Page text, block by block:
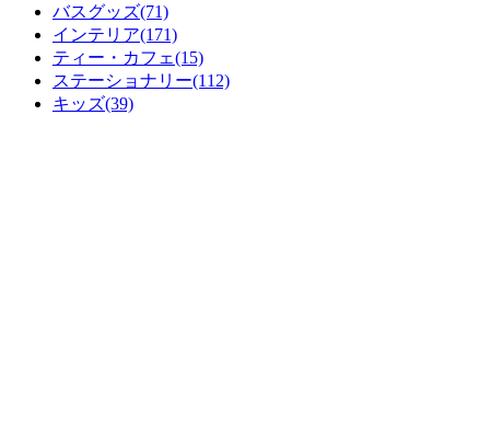
バスグッズ(71)
インテリア(171)
ティー・カフェ(15)
ステーショナリー(112)
キッズ(39)